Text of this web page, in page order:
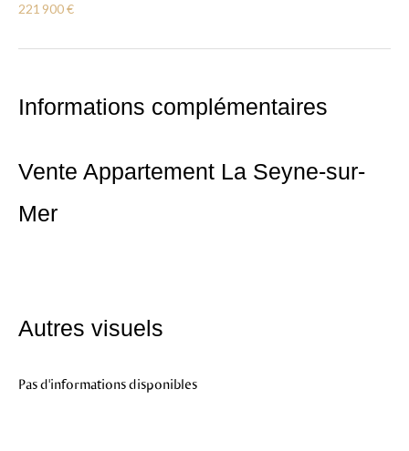
221 900 €
Informations complémentaires
Vente Appartement La Seyne-sur-
Mer
Autres visuels
Pas d'informations disponibles